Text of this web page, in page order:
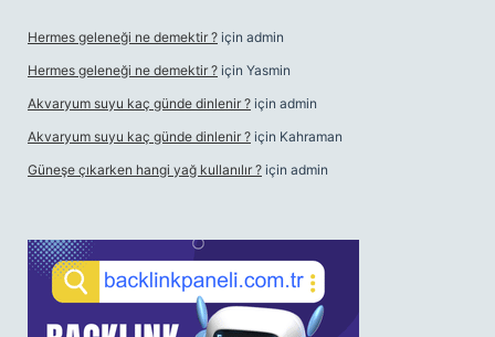
Hermes geleneği ne demektir ? için admin
Hermes geleneği ne demektir ? için Yasmin
Akvaryum suyu kaç günde dinlenir ? için admin
Akvaryum suyu kaç günde dinlenir ? için Kahraman
Güneşe çıkarken hangi yağ kullanılır ? için admin